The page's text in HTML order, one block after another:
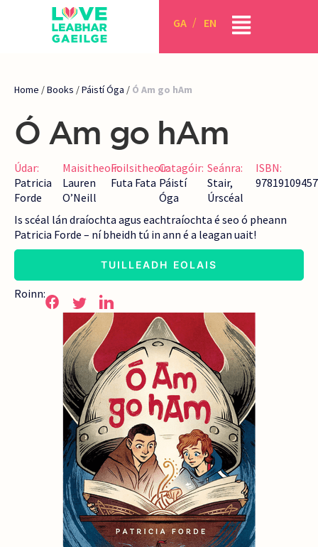
GA EN
Home /Books /Páistí Óga / Ó Am go hAm
Ó Am go hAm
Údar:
Patricia
Forde
Maisitheoir:
Lauren
O’Neill
Foilsitheoir:
Futa Fata
Catagóir:
Páistí
Óga
Seánra:
Stair,
Úrscéal
ISBN:
Is scéal lán draíochta agus eachtraíochta é seo ó pheann
Patricia Forde – ní bheidh tú in ann é a leagan uait!
TUILLEADH EOLAIS
Roinn: